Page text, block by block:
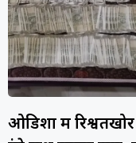
ओडिशा में